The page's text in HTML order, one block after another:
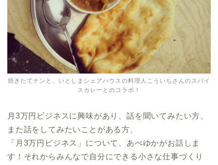
焼きたてナンと、いとしまシェアハウスの料理人こういちさんのスパイ
スカレーとのコラボ！
月3万円ビジネスに興味があり、話を聞いてみたい方、
また話をしてみたいことがある方、
「月3万円ビジネス」について、あべゆかがお話しま
す！それからみんなで自分にできる小さな仕事づくり